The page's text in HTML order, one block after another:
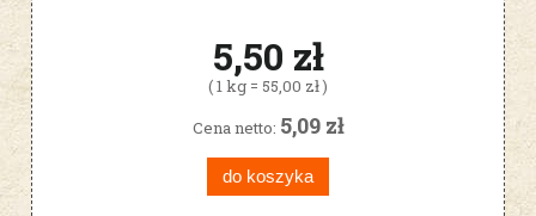
5,50 zł
( 1 kg = 55,00 zł )
Cena netto: 5,09 zł
do koszyka